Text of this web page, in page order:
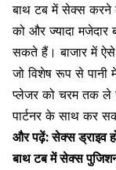
बाथ टब में सेक्स करने
को और ज्यादा
सकते हैं। बाजार में
जो विशेष रूप से
प्लेजर को चरम तक ले
पार्टनर के साथ कर
और पढ़ें:सेक्स ड्राइव
बाथ टब में सेक्स